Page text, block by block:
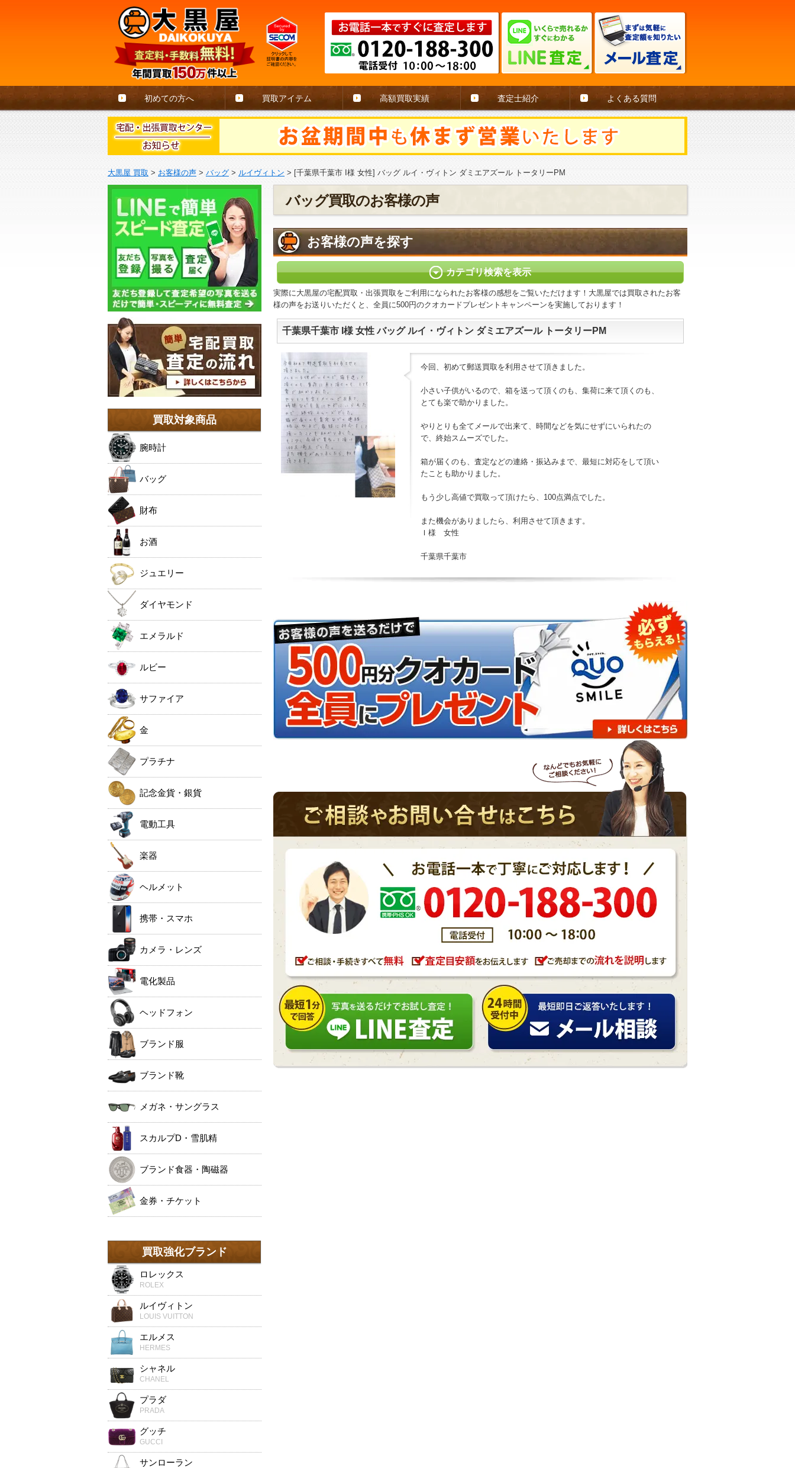
初めての方へ 買取アイテム 高額買取実績 査定士紹介 よくある質問
大黒屋 買取 > お客様の声 > バッグ > ルイヴィトン > [千葉県千葉市 I様 女性] バッグ ルイ・ヴィトン ダミエアズール トータリーPM
バッグ買取のお客様の声
お客様の声を探す
カテゴリ検索を表示
実際に大黒屋の宅配買取・出張買取をご利用になられたお客様の感想をご覧いただけます！大黒屋では買取されたお客
様の声をお送りいただくと、全員に500円のクオカードプレゼントキャンペーンを実施しております！
千葉県千葉市 I様 女性 バッグ ルイ・ヴィトン ダミエアズール トータリーPM
今回、初めて郵送買取を利用させて頂きました。
小さい子供がいるので、箱を送って頂くのも、集荷に来て頂くのも、
とても楽で助かりました。
やりとりも全てメールで出来て、時間などを気にせずにいられたの
で、終始スムーズでした。
箱が届くのも、査定などの連絡・振込みまで、最短に対応をして頂い
たことも助かりました。
もう少し高値で買取って頂けたら、100点満点でした。
また機会がありましたら、利用させて頂きます。
Ｉ様 女性
千葉県千葉市
買取対象商品
腕時計
バッグ
財布
お酒
ジュエリー
ダイヤモンド
エメラルド
ルビー
サファイア
金
プラチナ
記念金貨・銀貨
電動工具
楽器
ヘルメット
携帯・スマホ
カメラ・レンズ
電化製品
ヘッドフォン
ブランド服
ブランド靴
メガネ・サングラス
スカルプD・雪肌精
ブランド食器・陶磁器
金券・チケット
買取強化ブランド
ロレックス
ROLEX
ルイヴィトン
LOUIS VUITTON
エルメス
HERMES
シャネル
CHANEL
プラダ
PRADA
グッチ
GUCCI
サンローラン